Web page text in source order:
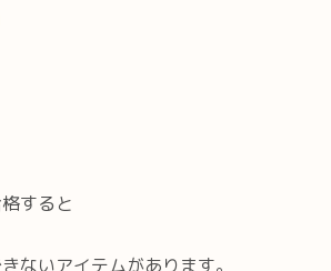
すると
ないアイテムがあります。